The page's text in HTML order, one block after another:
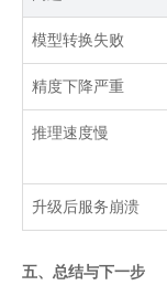
模型转换失败
精度下降严重
推理速度慢
升级后服务崩溃
五、总结与下一步